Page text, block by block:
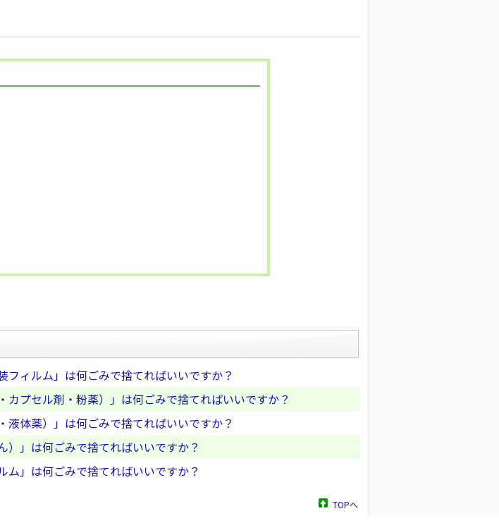
フィルム」は何ごみで捨てればいいですか？
カプセル剤・粉薬）」は何ごみで捨てればいいですか？
液体薬）」は何ごみで捨てればいいですか？
）」は何ごみで捨てればいいですか？
ム」は何ごみで捨てればいいですか？
TOPへ